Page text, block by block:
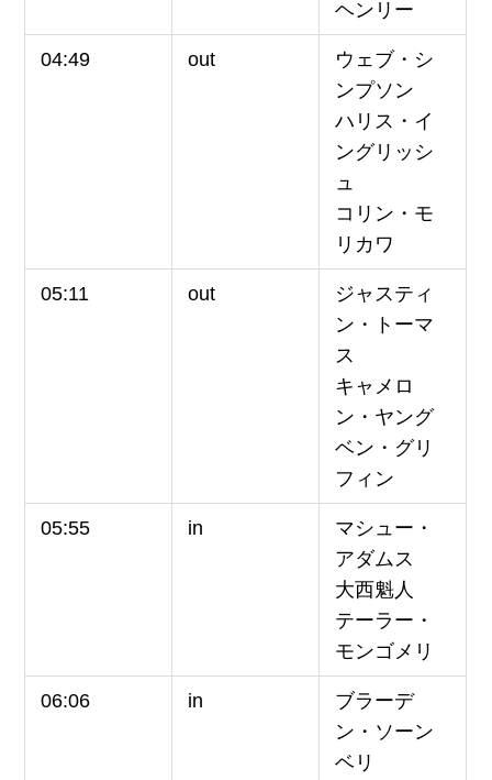
ヘンリー
04:49 out
ウェブ・シ
ンプソン
ハリス・イ
ングリッシ
ュ
コリン・モ
リカワ
05:11 out
ジャスティ
ン・トーマ
ス
キャメロ
ン・ヤング
ベン・グリ
フィン
05:55 in
マシュー・
アダムス
大西魁人
テーラー・
モンゴメリ
06:06 in
ブラーデ
ン・ソーン
ベリ